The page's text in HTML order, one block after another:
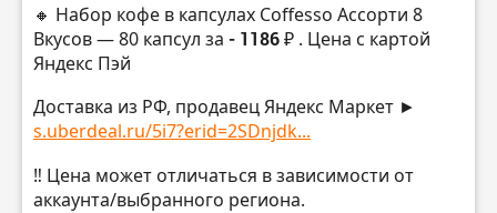
🔸 Набор кофе в капсулах Coffesso Ассорти 8
Вкусов — 80 капсул за - 1186 ₽ . Цена с картой
Яндекс Пэй
Доставка из РФ, продавец Яндекс Маркет ►
s.uberdeal.ru/5i7?erid=2SDnjdk...
‼️ Цена может отличаться в зависимости от
аккаунта/выбранного региона.